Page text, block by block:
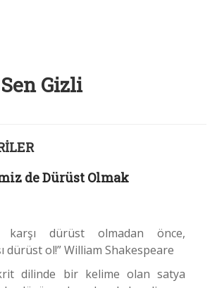
Gizli
de Dürüst Olmak
karşı dürüst olmadan önce,
dürüst ol!” William Shakespeare
dilinde bir kelime olan satya